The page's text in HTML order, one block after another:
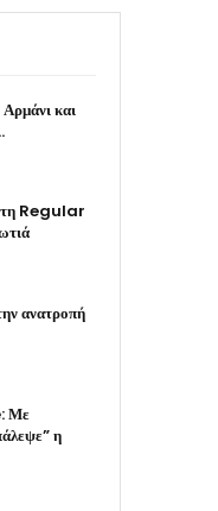
και
τη Regular
ανατροπή
Με
η